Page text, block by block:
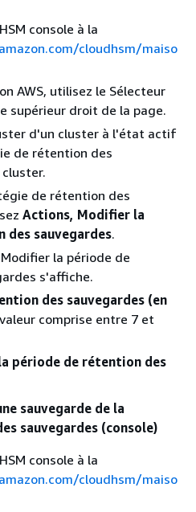
console à la
cloudhsm/maiso
AWS, utilisez le Sélecteur
supérieur droit de la page.
d'un cluster à l'état actif
de rétention des
de rétention des
Actions, Modifier la
des sauvegardes.
la période de
s'affiche.
des sauvegardes (en
comprise entre 7 et
période de rétention des
sauvegarde de la
sauvegardes (console)
console à la
cloudhsm/maiso